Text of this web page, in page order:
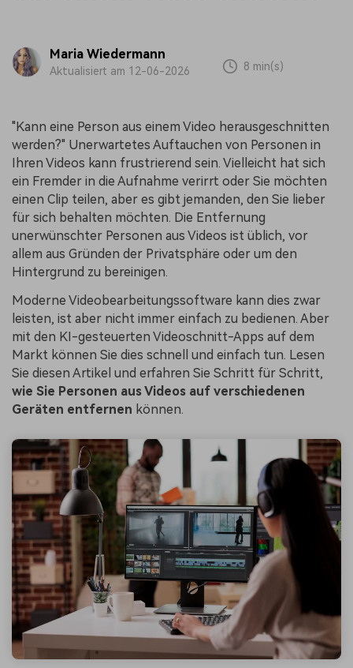
Maria Wiedermann
Aktualisiert am 12-06-2026 8 min(s)
"Kann eine Person aus einem Video herausgeschnitten
werden?" Unerwartetes Auftauchen von Personen in
Ihren Videos kann frustrierend sein. Vielleicht hat sich
ein Fremder in die Aufnahme verirrt oder Sie möchten
einen Clip teilen, aber es gibt jemanden, den Sie lieber
für sich behalten möchten. Die Entfernung
unerwünschter Personen aus Videos ist üblich, vor
allem aus Gründen der Privatsphäre oder um den
Hintergrund zu bereinigen.
Moderne Videobearbeitungssoftware kann dies zwar
leisten, ist aber nicht immer einfach zu bedienen. Aber
mit den KI-gesteuerten Videoschnitt-Apps auf dem
Markt können Sie dies schnell und einfach tun. Lesen
Sie diesen Artikel und erfahren Sie Schritt für Schritt,
wie Sie Personen aus Videos auf verschiedenen
Geräten entfernen können.